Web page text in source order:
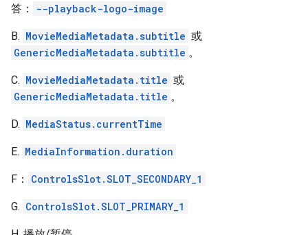
答： --playback-logo-image
B. MovieMediaMetadata.subtitle 或
GenericMediaMetadata.subtitle 。
C. MovieMediaMetadata.title 或
GenericMediaMetadata.title 。
D. MediaStatus.currentTime
E. MediaInformation.duration
F： ControlsSlot.SLOT_SECONDARY_1
G. ControlsSlot.SLOT_PRIMARY_1